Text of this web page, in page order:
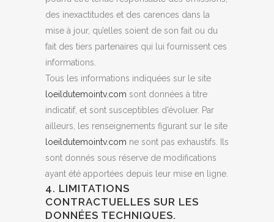
des inexactitudes et des carences dans la
mise à jour, qu’elles soient de son fait ou du
fait des tiers partenaires qui lui fournissent ces
informations.
Tous les informations indiquées sur le site
loeildutemointv.com sont données à titre
indicatif, et sont susceptibles d’évoluer. Par
ailleurs, les renseignements figurant sur le site
loeildutemointv.com ne sont pas exhaustifs. Ils
sont donnés sous réserve de modifications
ayant été apportées depuis leur mise en ligne.
4. LIMITATIONS
CONTRACTUELLES SUR LES
DONNÉES TECHNIQUES.